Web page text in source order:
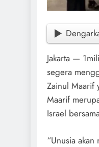
Jakarta —
segera
Zainul Maarif
Maarif
Israel
“Unusia